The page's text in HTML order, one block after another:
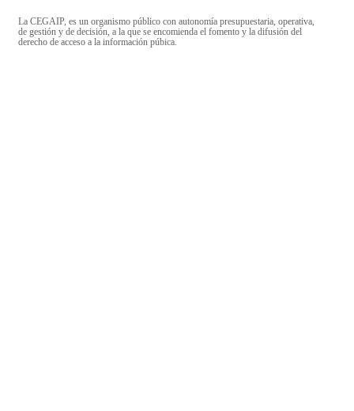
La CEGAIP, es un organismo público con autonomía presupuestaria, operativa,
de gestión y de decisión, a la que se encomienda el fomento y la difusión del
derecho de acceso a la información púbica.